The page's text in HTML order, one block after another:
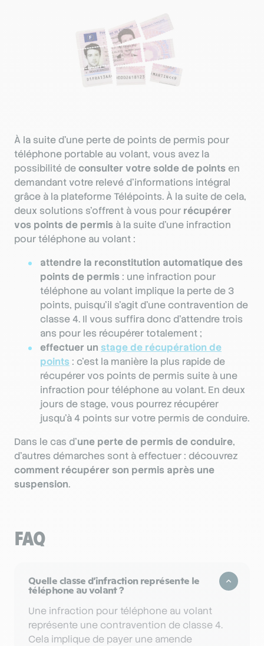
À la suite d’une perte de points de permis pour
téléphone portable au volant, vous avez la
possibilité deconsulter votre solde de pointsen
demandant votre relevé d’informations intégral
grâce à la plateforme Télépoints. À la suite de cela,
deux solutions s’offrent à vous pour récupérer
vos points de permis à la suite d’une infraction
pour téléphone au volant :
attendre la reconstitution automatique des
points de permis : une infraction pour
téléphone au volant implique la perte de 3
points, puisqu’il s’agit d’une contravention de
classe 4. Il vous suffira donc d’attendre trois
ans pour les récupérer totalement ;
effectuer un stage de récupération de
points : c’est la manière la plus rapide de
récupérer vos points de permis suite à une
infraction pour téléphone au volant. En deux
jours de stage, vous pourrez récupérer
jusqu’à 4 points sur votre permis de conduire.
Dans le cas d’une perte de permis de conduire,
d’autres démarches sont à effectuer : découvrez
comment récupérer son permis après une
suspension.
FAQ
Quelle classe d’infraction représente le
téléphone au volant ?
Une infraction pour téléphone au volant
représente une contravention de classe 4.
Cela implique de payer une amende